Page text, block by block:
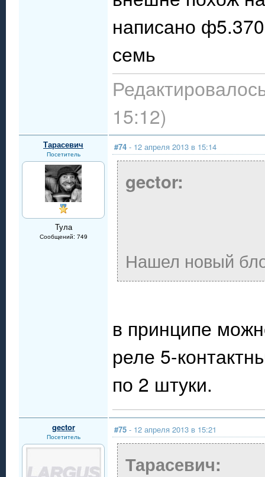
написано
семь
15:12)
Тарасевич
Посетитель
Тула
Сообщений: 749
#74 - 12 апреля 2013 в 15:14
gector:
Нашел новый
в принципе
реле 5-
по 2 штуки.
gector
Посетитель
#75 - 12 апреля 2013 в 15:21
Тарасевич: